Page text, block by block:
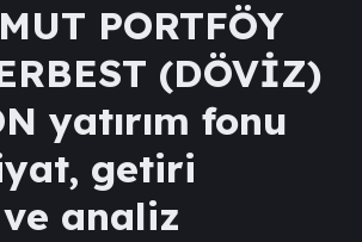
PORTFÖY
(DÖVİZ)
yatırım fonu
getiri
analiz